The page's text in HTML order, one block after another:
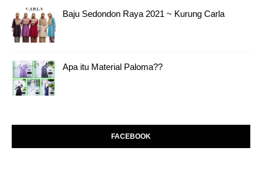
Baju Sedondon Raya 2021 ~ Kurung Carla
Apa itu Material Paloma??
FACEBOOK